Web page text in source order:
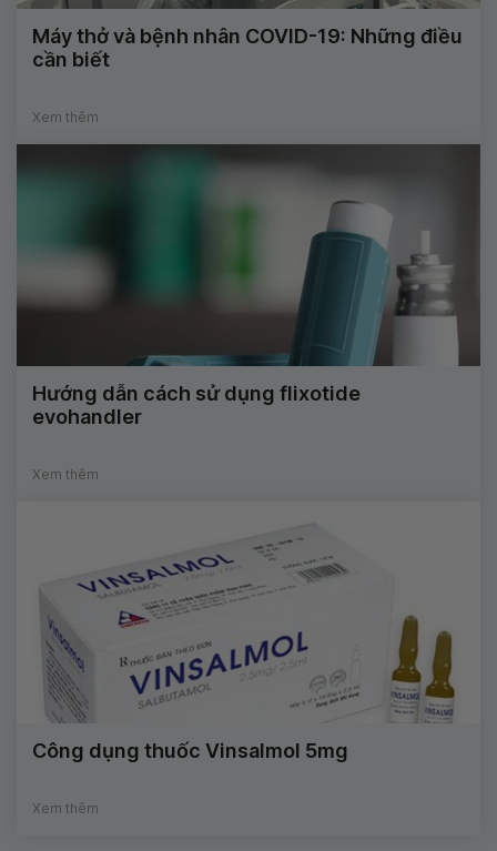
Máy thở và bệnh nhân COVID-19: Những điều
cần biết
Xem thêm
Hướng dẫn cách sử dụng flixotide
evohandler
Xem thêm
Công dụng thuốc Vinsalmol 5mg
Xem thêm